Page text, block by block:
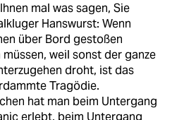
mal was sagen, Sie
Hanswurst: Wenn
über Bord gestoßen
weil sonst der ganze
droht, ist das
Tragödie.
hat man beim Untergang
erlebt, beim Untergang